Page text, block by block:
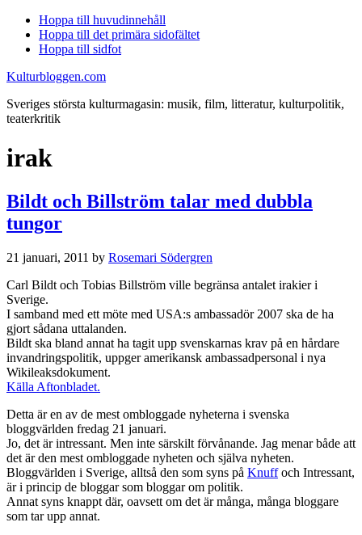
Hoppa till huvudinnehåll
Hoppa till det primära sidofältet
Hoppa till sidfot
Kulturbloggen.com
Sveriges största kulturmagasin: musik, film, litteratur, kulturpolitik,
teaterkritik
irak
Bildt och Billström talar med dubbla
tungor
21 januari, 2011 by Rosemari Södergren
Carl Bildt och Tobias Billström ville begränsa antalet irakier i
Sverige.
I samband med ett möte med USA:s ambassadör 2007 ska de ha
gjort sådana uttalanden.
Bildt ska bland annat ha tagit upp svenskarnas krav på en hårdare
invandringspolitik, uppger amerikansk ambassadpersonal i nya
Wikileaks­dokument.
Källa Aftonbladet.
Detta är en av de mest ombloggade nyheterna i svenska
bloggvärlden fredag 21 januari.
Jo, det är intressant. Men inte särskilt förvånande. Jag menar både att
det är den mest ombloggade nyheten och själva nyheten.
Bloggvärlden i Sverige, alltså den som syns på Knuffoch Intressant,
är i princip de bloggar som bloggar om politik.
Annat syns knappt där, oavsett om det är många, många bloggare
som tar upp annat.